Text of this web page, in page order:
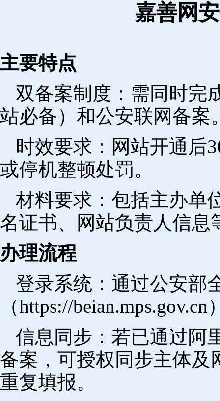
嘉善网
主要特点
双备案制度：需同时完
站必备）和公安联网备案
时效要求：网站开通后
或停机整顿处罚。
材料要求：包括主办单
名证书、网站负责人信息
办理流程
登录系统：通过公安部
（https://
信息同步：若已通过阿
备案，可授权同步主体及
重复填报。